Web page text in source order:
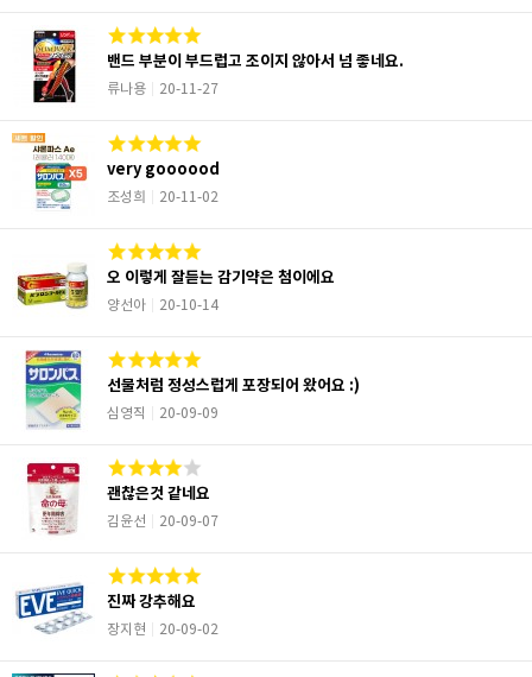
밴드 부분이 부드럽고 조이지 않아서 넘 좋네요.
류나용 20-11-27
very goooood
조성희 20-11-02
오 이렇게 잘듣는 감기약은 첨이에요
양선아 20-10-14
선물처럼 정성스럽게 포장되어 왔어요 :)
심영직 20-09-09
괜찮은것 같네요
김윤선 20-09-07
진짜 강추해요
장지현 20-09-02